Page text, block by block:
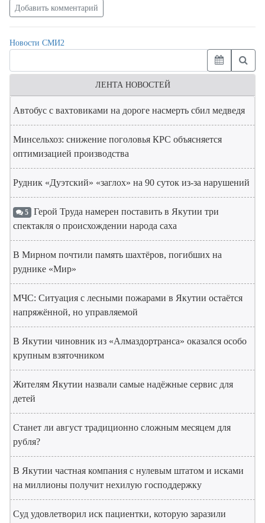
Добавить комментарий
Новости СМИ2
ЛЕНТА НОВОСТЕЙ
Автобус с вахтовиками на дороге насмерть сбил медведя
Минсельхоз: снижение поголовья КРС объясняется
оптимизацией производства
Рудник «Дуэтский» «заглох» на 90 суток из-за нарушений
5 Герой Труда намерен поставить в Якутии три
спектакля о происхождении народа саха
В Мирном почтили память шахтёров, погибших на
руднике «Мир»
МЧС: Ситуация с лесными пожарами в Якутии остаётся
напряжённой, но управляемой
В Якутии чиновник из «Алмаздортранса» оказался особо
крупным взяточником
Жителям Якутии назвали самые надёжные сервис для
детей
Станет ли август традиционно сложным месяцем для
рубля?
В Якутии частная компания с нулевым штатом и исками
на миллионы получит нехилую господдержку
Суд удовлетворил иск пациентки, которую заразили